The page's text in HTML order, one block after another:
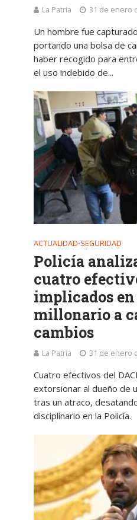
La Patria 31 de enero
Un hombre fue
portando una bolsa de
haber recogido para
el uso indebido de...
ACTUALIDAD•SEGURIDAD
Policía
cuatro
implicados
millonario a
cambios
La Patria 31 de enero
Cuatro efectivos del
extorsionar al dueño de
tras un atraco,
disciplinario en la Policía.